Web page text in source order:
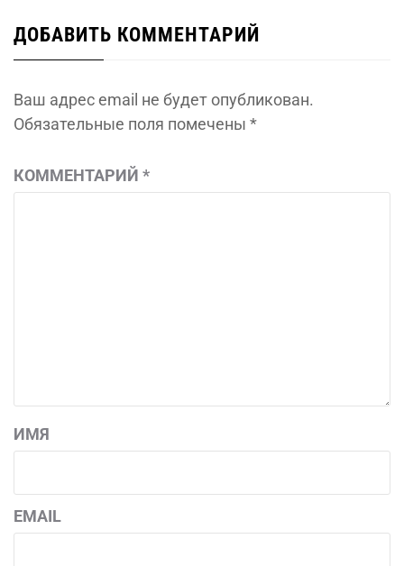
ДОБАВИТЬ КОММЕНТАРИЙ
Ваш адрес email не будет опубликован.
Обязательные поля помечены *
КОММЕНТАРИЙ *
ИМЯ
EMAIL